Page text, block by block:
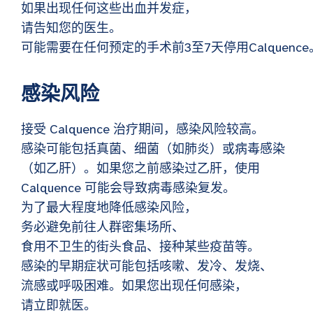
如果出现任何这些出血并发症，
请告知您的医生。
可能需要在任何预定的手术前3至7天停用
感染风险
接受 Calquence 治疗期间，感染风险较高。
感染可能包括真菌、细菌（如肺炎）或病毒感染
（如乙肝）。如果您之前感染过乙肝，使用
Calquence 可能会导致病毒感染复发。
为了最大程度地降低感染风险，
务必避免前往人群密集场所、
食用不卫生的街头食品、接种某些疫苗等。
感染的早期症状可能包括咳嗽、发冷、发烧、
流感或呼吸困难。如果您出现任何感染，
请立即就医。